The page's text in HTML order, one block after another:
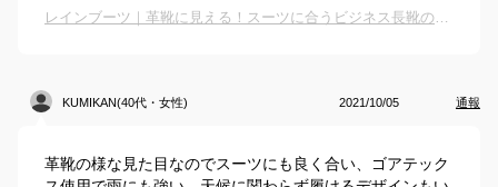
レインブーツ｜革靴に見える！スーツに合うビジネス長靴のおすすめは？
KUMIKAN(40代・女性) 2021/10/05 通報
革靴の様な見た目なのでスーツにも良く合い、ゴアテック